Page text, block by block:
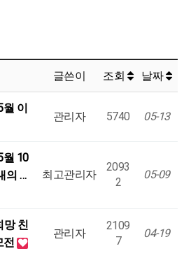
글쓴이 조회 날짜
월 이
관리자 5740 05-13
월 10
의 …
최고관리자
2093
2
05-09
망 친
전
관리자
2109
7
04-19